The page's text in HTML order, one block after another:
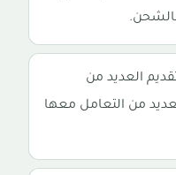
العديد من
من التعامل معها